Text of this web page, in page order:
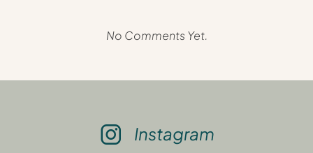
No Comments Yet.
Instagram